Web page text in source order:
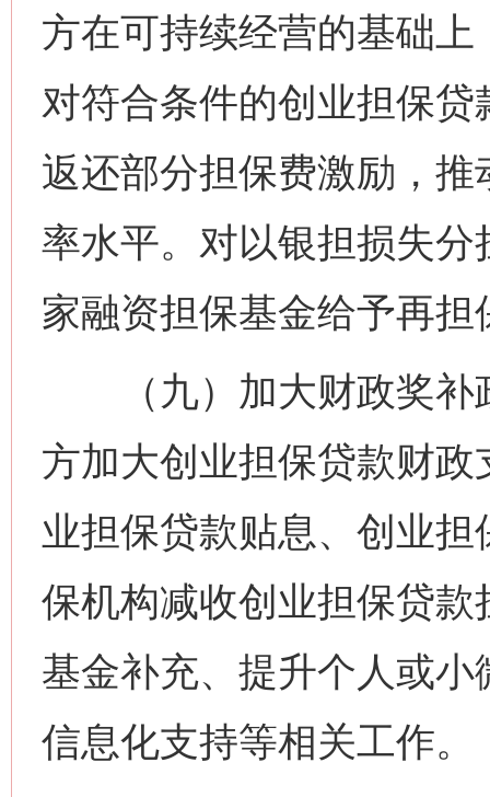
方在可持续经营的基础
对符合条件的创业担保
返还部分担保费激励，
率水平。对以银担损失
家融资担保基金给予再
（九）加大财政奖补
方加大创业担保贷款财
业担保贷款贴息、创业
保机构减收创业担保贷
基金补充、提升个人或
信息化支持等相关工作